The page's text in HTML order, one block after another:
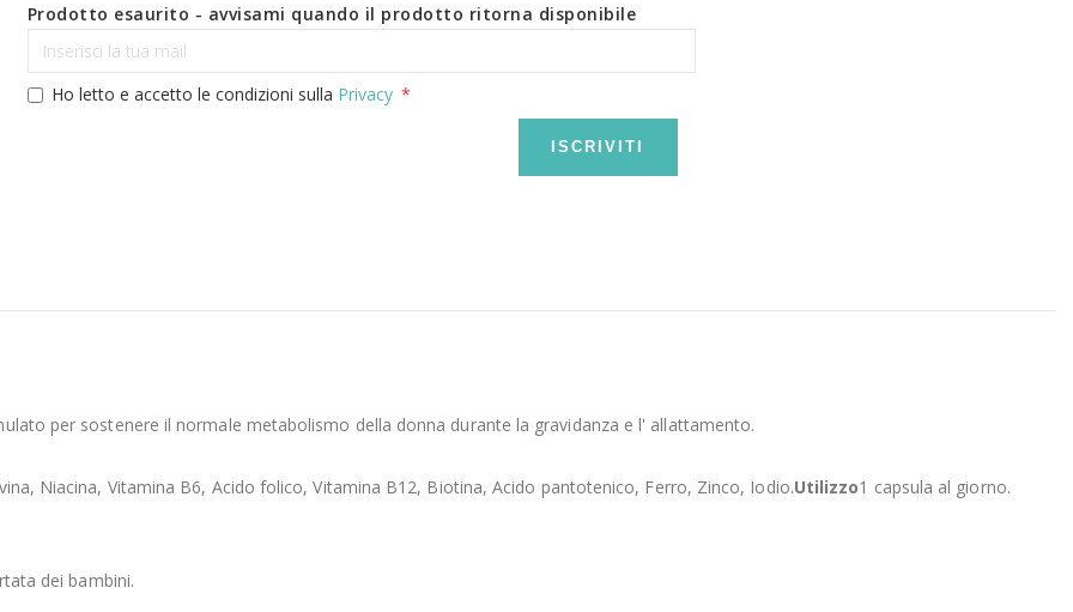
Prodotto esaurito - avvisami quando il prodotto ritorna disponibile
Ho letto e accetto le condizioni sulla Privacy
ISCRIVITI
per sostenere il normale metabolismo della donna durante la gravidanza e l' allattamento.
Niacina, Vitamina B6, Acido folico, Vitamina B12, Biotina, Acido pantotenico, Ferro, Zinco, Iodio.Utilizzo1 capsula al giorno.
dei bambini.